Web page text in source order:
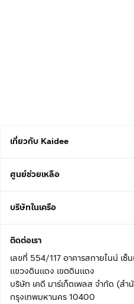
เกี่ยวกับ Kaidee
ศูนย์ช่วยเหลือ
บริษัทในเครือ
ติดต่อเรา
เลขที่ 554/117 อาคารสกายไนน์ เ
แขวงดินแดง เขตดินแดง
บริษัท เคดี มาร์เก็ตเพลส จำกัด (ส
กรุงเทพมหานคร 10400